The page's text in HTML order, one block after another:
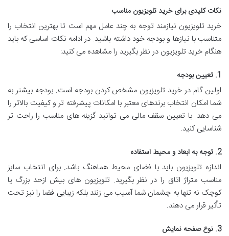
نکات کلیدی برای خرید تلویزیون مناسب
خرید تلویزیون نیازمند توجه به چند عامل مهم است تا بهترین انتخاب را
متناسب با نیازها و بودجه خود داشته باشید. در ادامه نکات اساسی که باید
هنگام خرید تلویزیون در نظر بگیرید را مشاهده می کنید:
1. تعیین بودجه
اولین گام در خرید تلویزیون مشخص کردن بودجه است. بودجه بیشتر به
شما امکان انتخاب برندهای معتبر با امکانات پیشرفته تر و کیفیت بالاتر را
می دهد. با تعیین سقف مالی می توانید گزینه های مناسب را راحت تر
شناسایی کنید.
2. توجه به ابعاد و محیط استفاده
اندازه تلویزیون باید با فضای محیط هماهنگ باشد. برای انتخاب سایز
مناسب متراژ اتاق را در نظر بگیرید. تلویزیون های بیش ازحد بزرگ یا
کوچک نه تنها به چشمان شما آسیب می زنند بلکه زیبایی فضا را نیز تحت
تأثیر قرار می دهند.
3. نوع صفحه نمایش